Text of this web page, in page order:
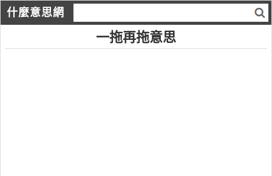
什麼意思網
一拖再拖意思